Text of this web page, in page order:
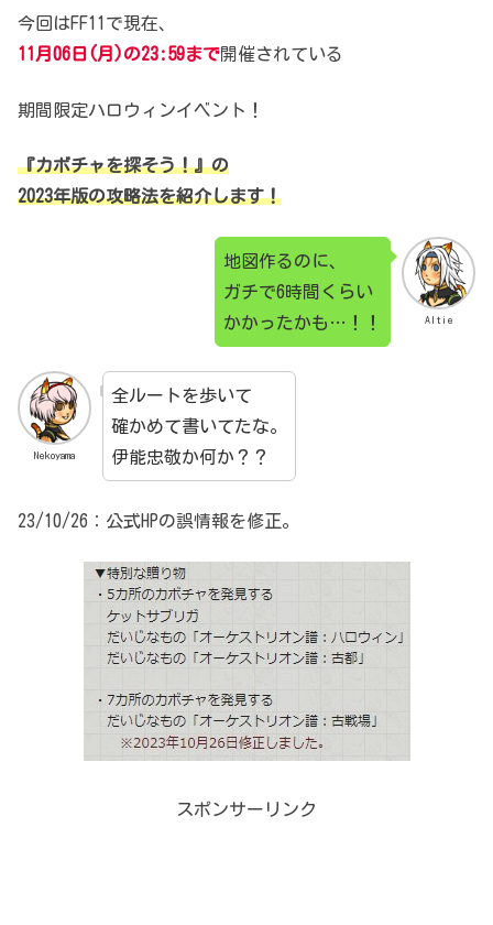
今回はFF11で現在、
11月06日(月)の23:59まで開催されている
期間限定ハロウィンイベント！
『カボチャを探そう！』の
2023年版の攻略法を紹介します！
Altie
地図作るのに、
ガチで6時間くらい
かかったかも…！！
Nekoyama
全ルートを歩いて
確かめて書いてたな。
伊能忠敬か何か？？
23/10/26：公式HPの誤情報を修正。
スポンサーリンク